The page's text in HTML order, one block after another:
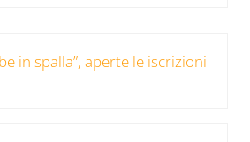
in spalla”, aperte le iscrizioni